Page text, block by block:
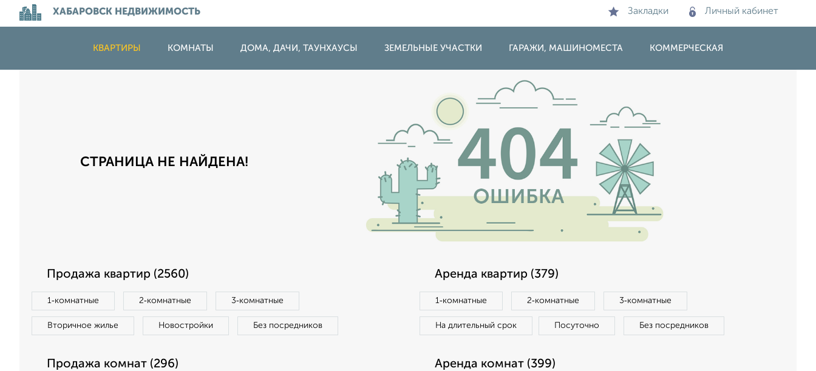
ХАБАРОВСК НЕДВИЖИМОСТЬ Закладки Личный кабинет
КВАРТИРЫ КОМНАТЫ ДОМА, ДАЧИ, ТАУНХАУСЫ ЗЕМЕЛЬНЫЕ УЧАСТКИ ГАРАЖИ, МАШИНОМЕСТА КОММЕРЧЕСКАЯ
СТРАНИЦА НЕ НАЙДЕНА!
Продажа квартир (2560)
1‑комнатные 2‑комнатные 3‑комнатные
Вторичное жилье Новостройки Без посредников
Аренда квартир (379)
1‑комнатные 2‑комнатные 3‑комнатные
На длительный срок Посуточно Без посредников
Продажа комнат (296) Аренда комнат (399)